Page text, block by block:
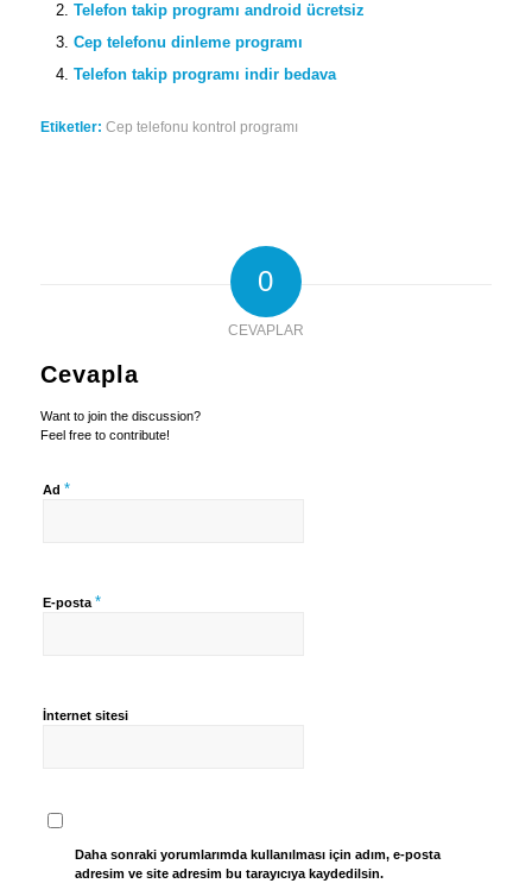
Telefon takip programı android ücretsiz
Cep telefonu dinleme programı
Telefon takip programı indir bedava
Etiketler: Cep telefonu kontrol programı
0
CEVAPLAR
Cevapla
Want to join the discussion?
Feel free to contribute!
Ad *
E-posta *
İnternet sitesi
Daha sonraki yorumlarımda kullanılması için adım, e-posta
adresim ve site adresim bu tarayıcıya kaydedilsin.